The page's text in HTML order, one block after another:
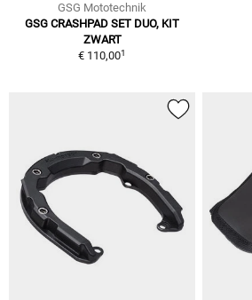
GSG Mototechnik
GSG CRASHPAD SET DUO, KIT
ZWART
€ 110,001